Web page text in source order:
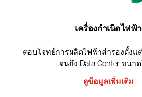
เครื่องกำเนิดไฟฟ้า
ตอบโจทย์การผลิตไฟฟ้าสำรองตั้งแ
จนถึง Data Center ขนา
ดูข้อมูลเพิ่มเติม